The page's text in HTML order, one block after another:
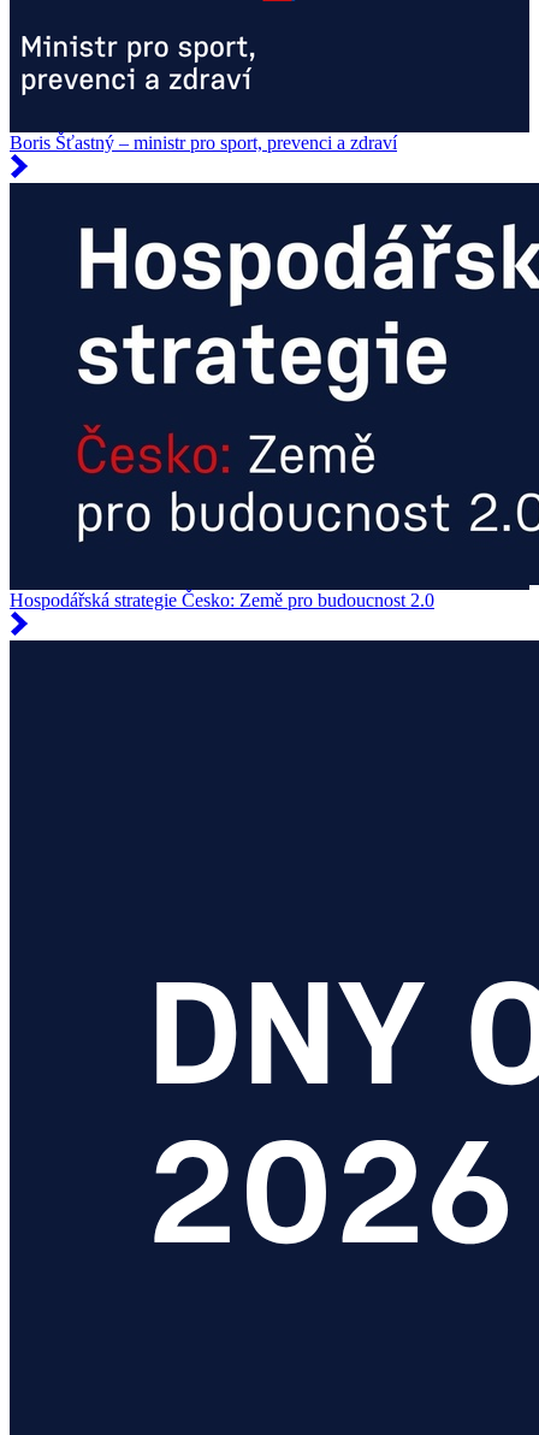
Boris Šťastný – ministr pro sport, prevenci a zdraví
Hospodářská strategie Česko: Země pro budoucnost 2.0